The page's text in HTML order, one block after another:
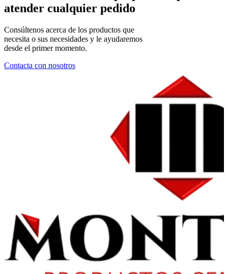
atender cualquier pedido
Consúltenos acerca de los productos que
necesita o sus necesidades y le ayudaremos
desde el primer momento.
Contacta con nosotros